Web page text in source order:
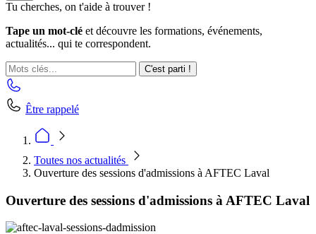
Tu cherches, on t'aide à trouver !
Tape un mot-clé et découvre les formations, événements,
actualités... qui te correspondent.
C'est parti !
Être rappelé
Toutes nos actualités
Ouverture des sessions d'admissions à AFTEC Laval
Ouverture des sessions d'admissions à AFTEC Laval